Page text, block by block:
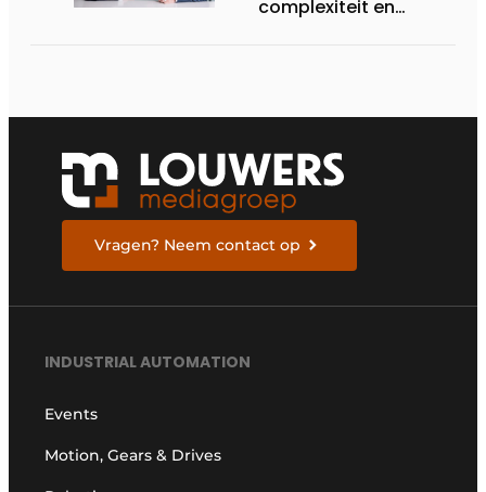
complexiteit en
Vragen? Neem contact op
INDUSTRIAL AUTOMATION
Events
Motion, Gears & Drives